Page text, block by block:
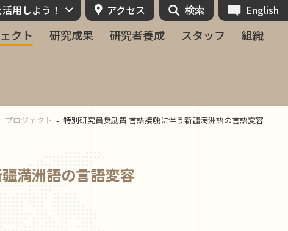
クト 研究成果 研究者養成 スタッフ 組織
用しよう！ アクセス 検索 English
プロジェクト 特別研究員奨励費 言語接触に伴う新疆満洲語の言語変容
満洲語の言語変容